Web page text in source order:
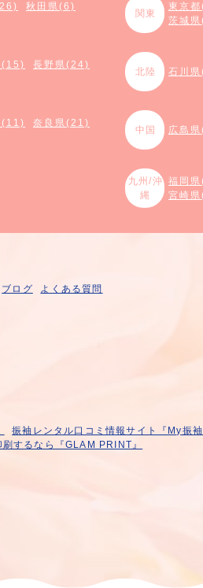
秋田県(6)
関東
東京
茨城
(15)
長野県(24)
北陸 石川
(11)
奈良県(21)
中国 広島
九州/沖
縄
福岡
宮崎
ブログ よくある質問
振袖レンタル口コミ情報サイト『My振袖
するなら『GLAM PRINT』